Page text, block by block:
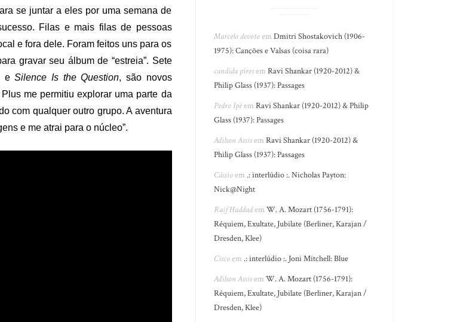
se juntar a eles por uma semana de
Filas e mais filas de pessoas
e fora dele. Foram feitos uns para os
gravar seu álbum de “estreia”. Sete
eSilence Is the Question, são novos
me permitiu explorar uma parte da
com qualquer outro grupo. A aventura
e me atrai para o núcleo”.
Marcelo devotoemDmitri Shostakovich (1906-
1975): Canções e Valsas (coisa rara)
candida piresemRavi Shankar (1920-2012) &
Philip Glass (1937): Passages
Pedro IpêemRavi Shankar (1920-2012) & Philip
Glass (1937): Passages
Adilson AssisemRavi Shankar (1920-2012) &
Philip Glass (1937): Passages
Cássioem .: interlúdio :. Nicholas Payton:
Nick@Night
Raif HaddademW. A. Mozart (1756-1791):
Réquiem, Exultate, Jubilate (Berliner, Karajan /
Dresden, Klee)
Ciscoem .: interlúdio :. Joni Mitchell: Blue
Adilson AssisemW. A. Mozart (1756-1791):
Réquiem, Exultate, Jubilate (Berliner, Karajan /
Dresden, Klee)